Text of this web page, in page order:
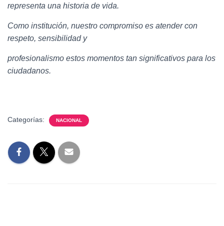
representa una historia de vida.
Como institución, nuestro compromiso es atender con
respeto, sensibilidad y
profesionalismo estos momentos tan significativos para los
ciudadanos.
Categorías: NACIONAL